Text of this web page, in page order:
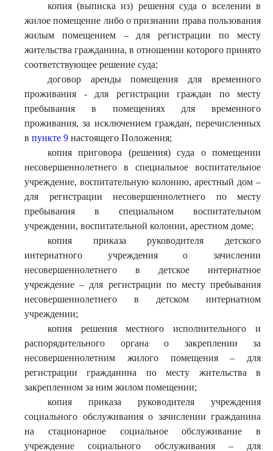
копия (выписка из) решения суда о вселении в
жилое помещение либо о признании права пользования
жилым помещением – для регистрации по месту
жительства гражданина, в отношении которого принято
соответствующее решение суда;
договор аренды помещения для временного
проживания -для регистрации граждан по месту
пребывания в помещениях для временного
проживания, за исключением граждан, перечисленных
в пункте 9 настоящего Положения;
копия приговора (решения) суда о помещении
несовершеннолетнего в специальное воспитательное
учреждение, воспитательную колонию, арестный дом –
для регистрации несовершеннолетнего по месту
пребывания в специальном воспитательном
учреждении, воспитательной колонии, арестном доме;
копия приказа руководителя детского
интернатного учреждения о зачислении
несовершеннолетнего в детское интернатное
учреждение – для регистрации по месту пребывания
несовершеннолетнего в детском интернатном
учреждении;
копия решения местного исполнительного и
распорядительного органа о закреплении за
несовершеннолетним жилого помещения – для
регистрации гражданина по месту жительства в
закрепленном за ним жилом помещении;
копия приказа руководителя учреждения
социального обслуживания о зачислении гражданина
на стационарное социальное обслуживание в
учреждение социального обслуживания – для